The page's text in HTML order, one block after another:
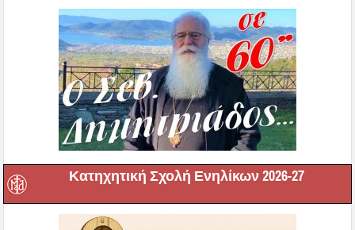
Κατηχητική Σχολή Ενηλίκων 2026-27